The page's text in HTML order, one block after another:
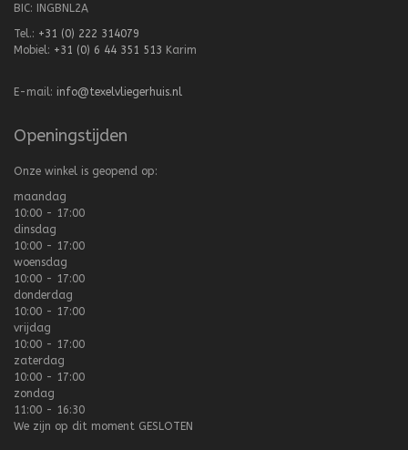
BIC: INGBNL2A
Tel.: +31 (0) 222 314079
Mobiel: +31 (0) 6 44 351 513 Karim
E-mail: info@texelvliegerhuis.nl
Openingstijden
Onze winkel is geopend op:
maandag
10:00 - 17:00
dinsdag
10:00 - 17:00
woensdag
10:00 - 17:00
donderdag
10:00 - 17:00
vrijdag
10:00 - 17:00
zaterdag
10:00 - 17:00
zondag
11:00 - 16:30
We zijn op dit moment GESLOTEN